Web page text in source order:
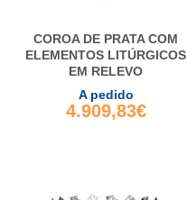
COROA DE PRATA COM
ELEMENTOS LITÚRGICOS
EM RELEVO
A pedido
4.909,83€